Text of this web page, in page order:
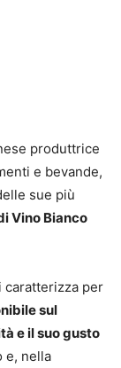
produttrice
e bevande,
sue più
Vino Bianco
caratterizza per
sul
e il suo gusto
e, nella